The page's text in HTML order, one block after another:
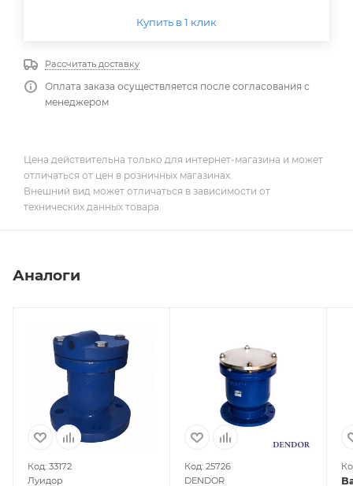
Купить в 1 клик
Рассчитать доставку
Оплата заказа осуществляется после согласования с
менеджером
Цена действительна только для интернет-магазина и может
отличаться от цен в розничных магазинах.
Внешний вид может отличаться в зависимости от
технических данных товара.
Аналоги
Код: 33172
Луидор
Код: 25726
DENDOR